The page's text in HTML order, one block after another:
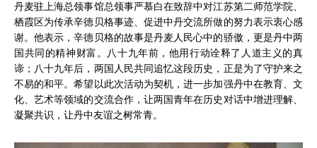
丹麦驻上海总领事馆总领事严慕白在致辞中对江苏第二师范学院、
栖霞区为传承辛德贝格事迹、促进中丹交流所做的努力表示衷心感
谢。他表示，辛德贝格的故事是丹麦人民心中的骄傲，更是丹中两
国共同的精神财富。八十九年前，他用行动诠释了人道主义的真
谛；八十九年后，两国人民共同追忆这段历史，正是为了守护来之
不易的和平。希望以此次活动为契机，进一步加强丹中在教育、文
化、艺术等领域的交流合作，让两国青年在历史对话中增进理解、
凝聚共识，让丹中友谊之树常青。